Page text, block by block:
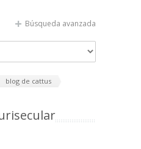
Búsqueda avanzada
blog de cattus